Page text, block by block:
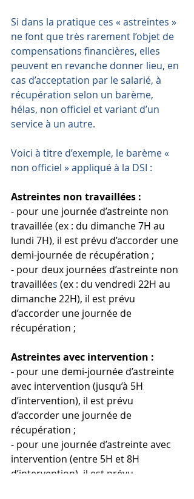
Si dans la pratique ces « astreintes »
ne font que très rarement l’objet de
compensations financières, elles
peuvent en revanche donner lieu, en
cas d’acceptation par le salarié, à
récupération selon un barème,
hélas, non officiel et variant d’un
service à un autre.
Voici à titre d’exemple, le barème «
non officiel » appliqué à la DSI :
Astreintes non travaillées :
- pour une journée d’astreinte non
travaillée (ex : du dimanche 7H au
lundi 7H), il est prévu d’accorder une
demi-journée de récupération ;
- pour deux journées d’astreinte non
travaillées (ex : du vendredi 22H au
dimanche 22H), il est prévu
d’accorder une journée de
récupération ;
Astreintes avec intervention :
- pour une demi-journée d’astreinte
avec intervention (jusqu’à 5H
d’intervention), il est prévu
d’accorder une journée de
récupération ;
- pour une journée d’astreinte avec
intervention (entre 5H et 8H
d’intervention), il est prévu